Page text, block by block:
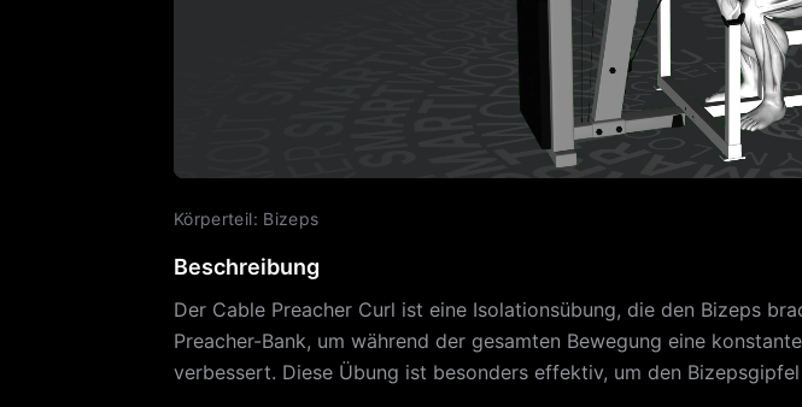
Körperteil: Bizeps
Beschreibung
Der Cable Preacher Curl ist eine Isolationsübung, die den Bizeps
Preacher-Bank, um während der gesamten Bewegung eine
verbessert. Diese Übung ist besonders effektiv, um den